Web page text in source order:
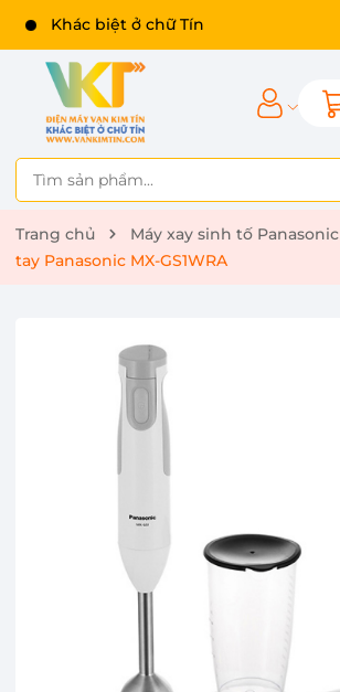
Khác biệt ở chữ Tín
Trang chủ Máy xay sinh tố Panasonic
tay Panasonic MX-GS1WRA